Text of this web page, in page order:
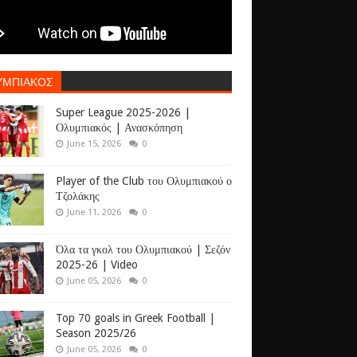
Super League 2025-2026 |
Ολυμπιακός | Ανασκόπηση
June 15, 2026 0
Player of the Club του Ολυμπιακού ο
Τζολάκης
June 11, 2026 0
Όλα τα γκολ του Ολυμπιακού | Σεζόν
2025-26 | Video
June 05, 2026 0
Top 70 goals in Greek Football |
Season 2025/26
June 05, 2026 0